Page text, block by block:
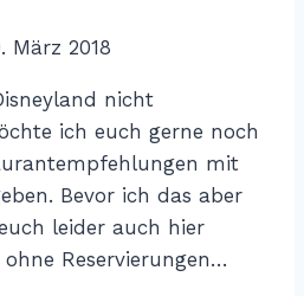
März 2018
nicht
ich euch gerne noch
mit
Bevor ich das aber
leider auch hier
ohne Reservierungen…